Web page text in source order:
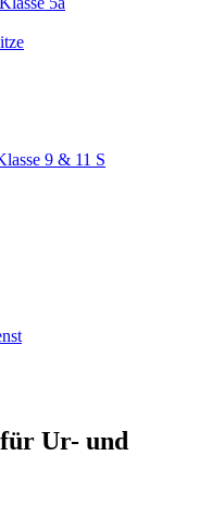
9 & 11 S
Ur- und